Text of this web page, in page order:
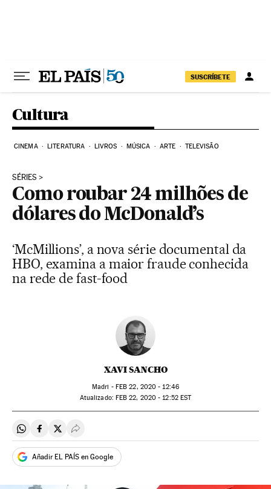
SUSCRÍBETE
Cultura
CINEMA LITERATURA LIVROS MÚSICA ARTE TELEVISÃO
SÉRIES
Como roubar 24 milhões de
dólares do McDonald’s
‘McMillions’, a nova série documental da
HBO, examina a maior fraude conhecida
na rede de fast-food
XAVI SANCHO
Madri - FEB 22, 2020 - 12:46
atualizado: FEB 22, 2020 - 12:52EST
Compartir en Whatsapp
Compartir en Facebook
Compartir en Twitter
Desplegar Redes Sociales
Añadir EL PAÍS en Google